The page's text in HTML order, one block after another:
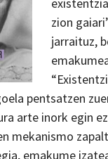
zion
jarraituz,
pentsatzen
arte inork egin
mekanismo
emakume